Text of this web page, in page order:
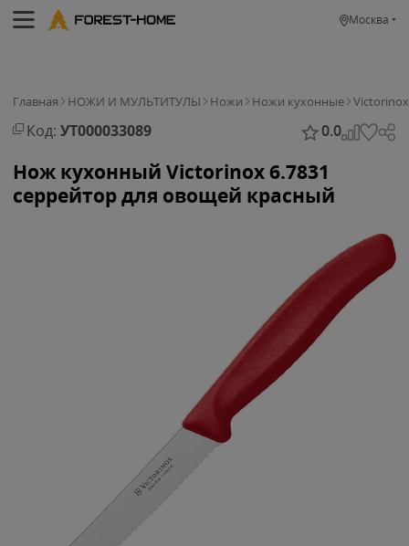
Москва
Главная НОЖИ И МУЛЬТИТУЛЫ Ножи Ножи кухонные Victorinox
Код: УТ000033089 0.0
Нож кухонный Victorinox 6.7831
серрейтор для овощей красный